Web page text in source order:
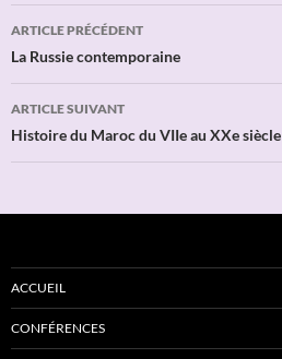
Navigation
des
articles
ARTICLE PRÉCÉDENT
La Russie contemporaine
ARTICLE SUIVANT
Histoire du Maroc du VIIe au XXe siècle
ACCUEIL
CONFÉRENCES